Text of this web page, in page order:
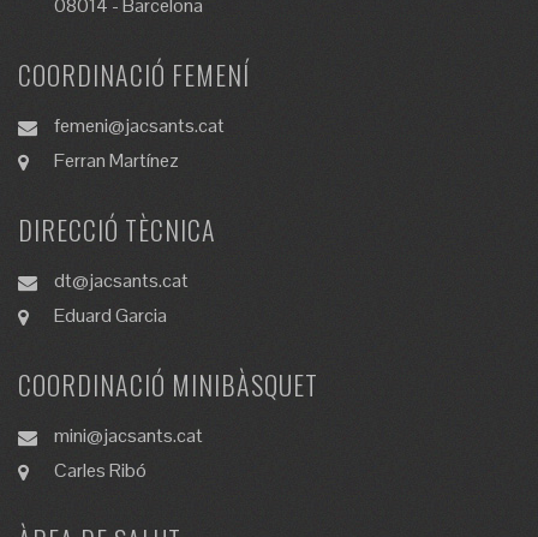
08014 - Barcelona
COORDINACIÓ FEMENÍ
femeni@jacsants.cat
Ferran Martínez
DIRECCIÓ TÈCNICA
dt@jacsants.cat
Eduard Garcia
COORDINACIÓ MINIBÀSQUET
mini@jacsants.cat
Carles Ribó